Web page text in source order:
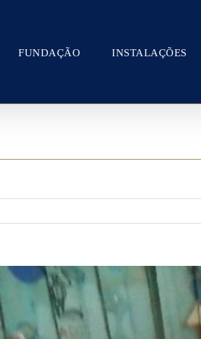
FUNDAÇÃO INSTALAÇÕES